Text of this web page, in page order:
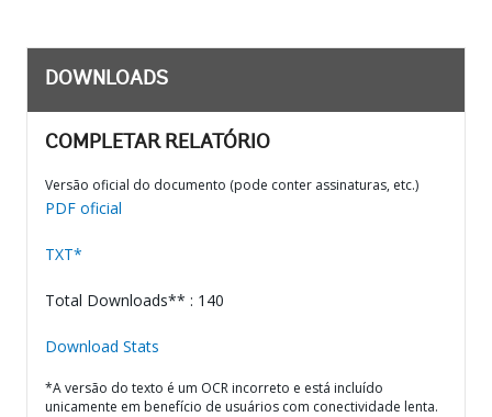
DOWNLOADS
COMPLETAR RELATÓRIO
Versão oficial do documento (pode conter assinaturas, etc.)
PDF oficial
TXT*
Total Downloads** : 140
Download Stats
*A versão do texto é um OCR incorreto e está incluído
unicamente em benefício de usuários com conectividade lenta.